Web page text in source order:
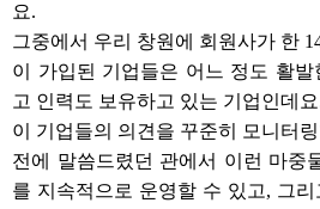
요.
그중에서 우리 창원에 회원사가 한
이 가입된 기업들은 어느 정도 활발
고 인력도 보유하고 있는 기업인데
이 기업들의 의견을 꾸준히 모니터
전에 말씀드렸던 관에서 이런 마중
를 지속적으로 운영할 수 있고, 그